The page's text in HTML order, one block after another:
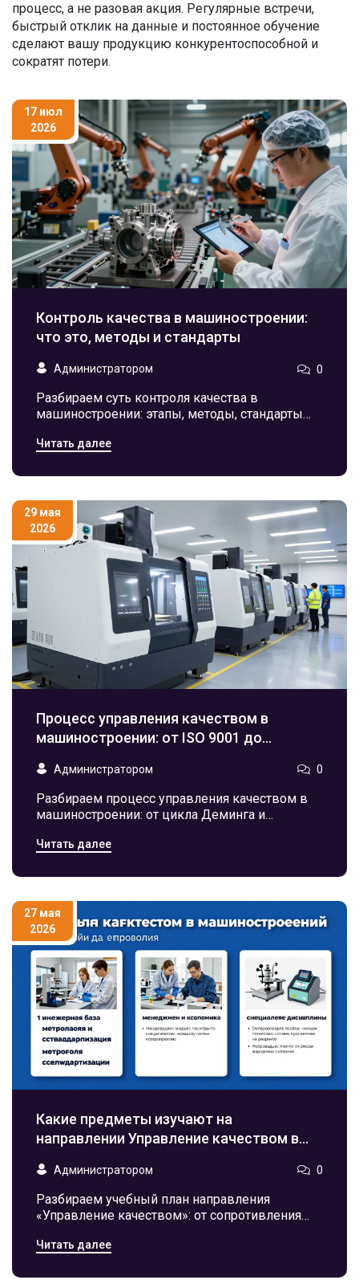
процесс, а не разовая акция. Регулярные встречи,
быстрый отклик на данные и постоянное обучение
сделают вашу продукцию конкурентоспособной и
сократят потери.
17 июл
2026
Контроль качества в машиностроении:
что это, методы и стандарты
Администратором 0
Разбираем суть контроля качества в
машиностроении: этапы, методы, стандарты
избежать брака и повысить надежность
Читать далее
29 мая
2026
Процесс управления качеством в
машиностроении: от ISO 9001 до
Администратором 0
Разбираем процесс управления качеством в
машиностроении: от цикла Деминга и
и предиктивной аналитики. Практические
Читать далее
27 мая
2026
Какие предметы изучают на
направлении Управление качеством в
Администратором 0
Разбираем учебный план направления
«Управление качеством»: от сопротивления
какие предметы помогут стать экспертом в
Читать далее